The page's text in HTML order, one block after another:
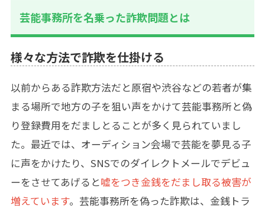
芸能事務所を名乗った詐欺問題とは
様々な方法で詐欺を仕掛ける
以前からある詐欺方法だと原宿や渋谷などの若者が集
まる場所で地方の子を狙い声をかけて芸能事務所と偽
り登録費用をだましとることが多く見られていまし
た。最近では、オーディション会場で芸能を夢見る子
に声をかけたり、SNSでのダイレクトメールでデビュ
ーをさせてあげると嘘をつき金銭をだまし取る被害が
増えています。芸能事務所を偽った詐欺は、金銭トラ